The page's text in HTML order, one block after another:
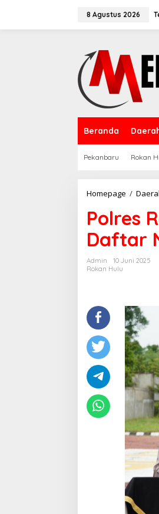
8 Agustus 2026
Beranda
Pekanbaru Rokan
Homepage /
Polres
Daftar
Admin
10 Juni 2025
Rokan Hulu